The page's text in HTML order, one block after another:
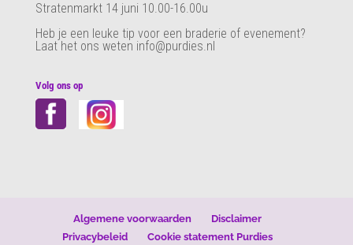
Stratenmarkt 14 juni 10.00-16.00u
Heb je een leuke tip voor een braderie of evenement?
Laat het ons weten info@purdies.nl
Volg ons op
Algemene voorwaarden
Disclaimer
Privacybeleid
Cookie statement Purdies